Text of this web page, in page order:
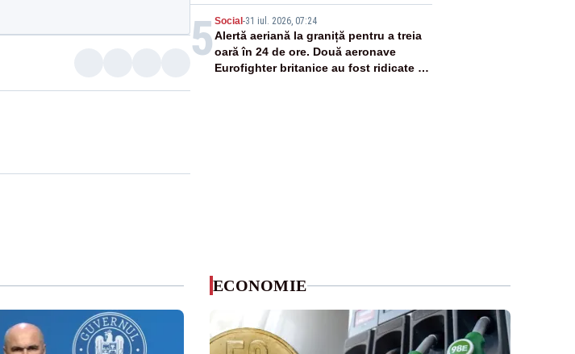
5 Social -31 iul. 2026, 07:24
Alertă aeriană la graniță pentru a treia
oară în 24 de ore. Două aeronave
Eurofighter britanice au fost ridicate de
ECONOMIE